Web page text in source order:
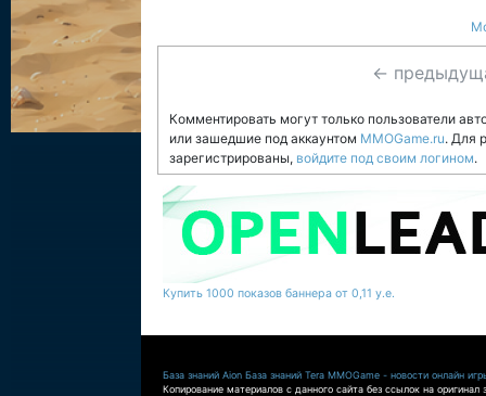
←
Комментировать могут только пользователи
или зашедшие под аккаунтом MMOGame.ru. Для
зарегистрированы, войдите под своим логином.
Купить 1000 показов баннера от 0,11 у.е.
База знаний Aion База знаний Tera MMOGame - новости онлайн
Копирование материалов с данного сайта без ссылок на оригинал